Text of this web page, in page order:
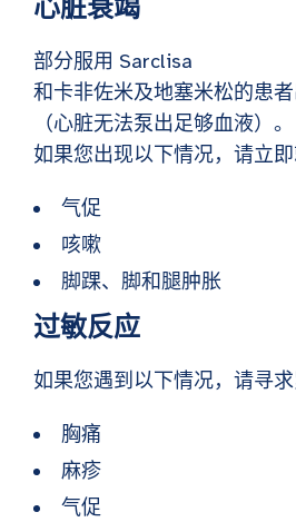
心脏衰竭
部分服用 Sarclisa
和卡非佐米及地塞米松的患
（心脏无法泵出足够血液）。
如果您出现以下情况，请立即
气促
咳嗽
脚踝、脚和腿肿胀
过敏反应
如果您遇到以下情况，请寻求
胸痛
麻疹
气促